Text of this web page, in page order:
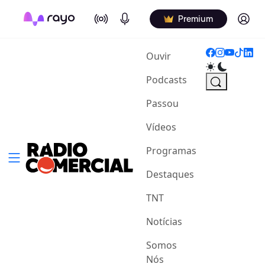
On Air Podcasts Premium Log in
Ouvir(current)
Podcasts
Passou
Vídeos
Programas
Destaques
TNT
Notícias
Somos
Nós